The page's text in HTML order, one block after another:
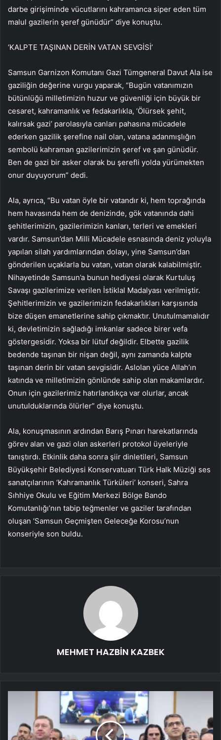
darbe girişiminde vücutlarını kahramanca siper eden tüm
malul gazilerin şeref günüdür” diye konuştu.
‘KALPTE TAŞINAN DERİN VATAN SEVGİSİ’
Samsun Garnizon Komutanı Gazi Tümgeneral Davut Ala ise
gaziliğin değerine vurgu yaparak, “Bugün vatanımızın
bütünlüğü milletimizin huzur ve güvenliği için büyük bir
cesaret, kahramanlık ve fedakarlıkla, ‘Ölürsek şehit,
kalırsak gazi’ parolasıyla canları pahasına mücadele
ederken gazilik şerefine nail olan, vatana adanmışlığın
sembolü kahraman gazilerimizin şeref ve şan günüdür.
Ben de gazi bir asker olarak bu şerefli yolda yürümekten
onur duyuyorum” dedi.
Ala, ayrıca, “Bu vatan öyle bir vatandır ki, hem toprağında
hem havasında hem de denizinde, gök vatanında dahi
şehitlerimizin, gazilerimizin kanları, terleri ve emekleri
vardır. Samsun’dan Milli Mücadele esnasında deniz yoluyla
yapılan silah yardımlarından dolayı, yine Samsun’dan
gönderilen uçaklarla bu vatan, vatan olarak kalabilmiştir.
Nihayetinde Samsun’a bunun hediyesi olarak Kurtuluş
Savaşı gazilerimize verilen İstiklal Madalyası verilmiştir.
Şehitlerimizin ve gazilerimizin fedakarlıkları karşısında
bize düşen emanetlerine sahip çıkmaktır. Unutulmamalıdır
ki, devletimizin sağladığı imkanlar sadece birer vefa
göstergesidir. Yoksa bir lütuf değildir. Elbette gazilik
bedende taşınan bir nişan değil, aynı zamanda kalpte
taşınan derin bir vatan sevgisidir. Aslolan yüce Allah’ın
katında ve milletimizin gönlünde sahip olan makamlardır.
Onun için gazilerimiz hatırlandıkça var olurlar, ancak
unutulduklarında ölürler” diye konuştu.
Ala, konuşmasının ardından Barış Pınarı harekatlarında
görev alan ve gazi olan askerleri protokol üyeleriyle
tanıştırdı. Etkinlik daha sonra şiir dinletileri, Samsun
Büyükşehir Belediyesi Konservatuarı Türk Halk Müziği ses
sanatçılarının ‘Kahramanlık Türküleri’ konseri, Sahra
Sıhhiye Okulu ve Eğitim Merkezi Bölge Bando
Komutanlığı’nın tabip teğmenler ve gaziler tarafından
oluşan ‘Samsun Geçmişten Geleceğe Korosu’nun
konseriyle son buldu.
MEHMET HAZBİN KAZBEK